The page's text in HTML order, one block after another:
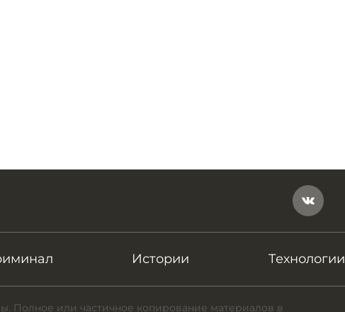
Истории Технологии
Полное или частичное копирование материалов в